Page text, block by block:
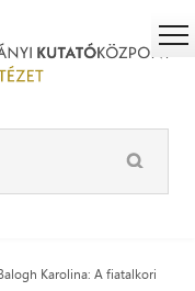
Karolina: A fiatalkori